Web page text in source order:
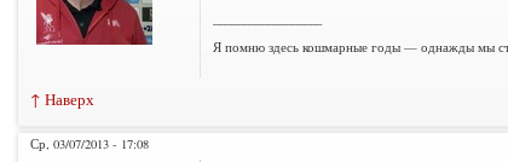
Я помню здесь кошмарные годы — однажды мы
↑ Наверх
Ср, 03/07/2013 - 17:08